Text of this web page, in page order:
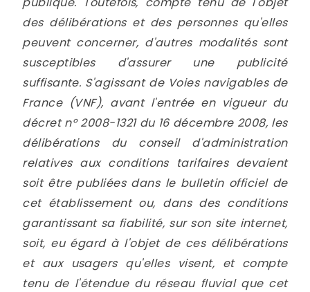
des délibérations et des personnes qu'elles
peuvent concerner, d'autres modalités sont
susceptibles d'assurer une publicité
suffisante. S'agissant de Voies navigables de
France (VNF), avant l'entrée en vigueur du
décret n° 2008-1321 du 16 décembre 2008, les
délibérations du conseil d'administration
relatives aux conditions tarifaires devaient
soit être publiées dans le bulletin officiel de
cet établissement ou, dans des conditions
garantissant sa fiabilité, sur son site internet,
soit, eu égard à l'objet de ces délibérations
et aux usagers qu'elles visent, et compte
tenu de l'étendue du réseau fluvial que cet